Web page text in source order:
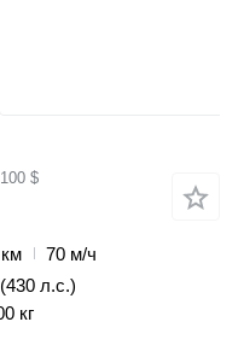
$
70 м/ч
л.с.)
кг